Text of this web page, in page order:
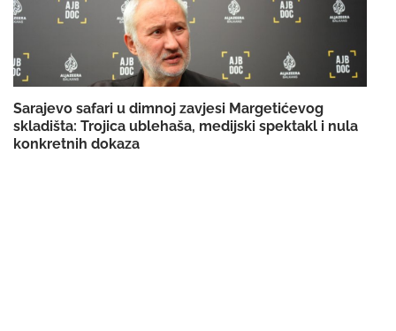
Sarajevo safari u dimnoj zavjesi Margetićevog
skladišta: Trojica ublehaša, medijski spektakl i nula
konkretnih dokaza